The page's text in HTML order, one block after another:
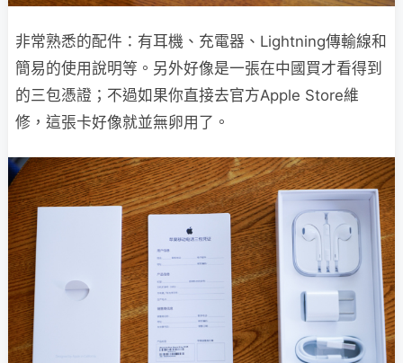
非常熟悉的配件：有耳機、充電器、Lightning傳輸線和
簡易的使用說明等。另外好像是一張在中國買才看得到
的三包憑證；不過如果你直接去官方Apple Store維
修，這張卡好像就並無卵用了。